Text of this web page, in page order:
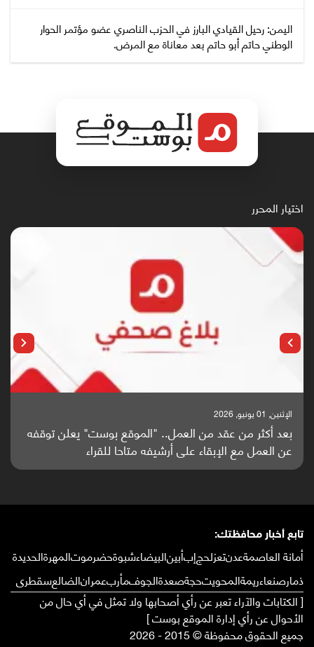
اليمن: رحيل القيادي البارز في الحزب الناصري عضو مؤتمر الحوار
الوطني حاتم أبو حاتم بعد معاناة مع المرض.
اختيار المحرر
الإثنين, 01 يونيو, 2026
بعد أكثر من عقد من العمل.. "الموقع بوست" يعلن توقفه
عن العمل مع الإبقاء على أرشيفه متاحا للقراء
تابع أخبار محافظتك:
أمانة العاصمةعدنتعزلحجإبأبينالبيضاءشبوةحضرموتالمهرةالحديدة
ذمارصنعاءريمةالمحويتحجةصعدةالجوفمأربعمرانالضالعسقطرى
[ الكتابات والآراء تعبر عن رأي أصحابها ولا تمثل في أي حال من
الأحوال عن رأي إدارة الموقع بوست ]
جميع الحقوق محفوظة © 2015 - 2026